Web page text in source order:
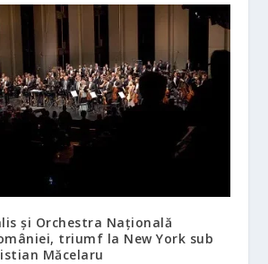
și Orchestra Națională
triumf la New York sub
Măcelaru